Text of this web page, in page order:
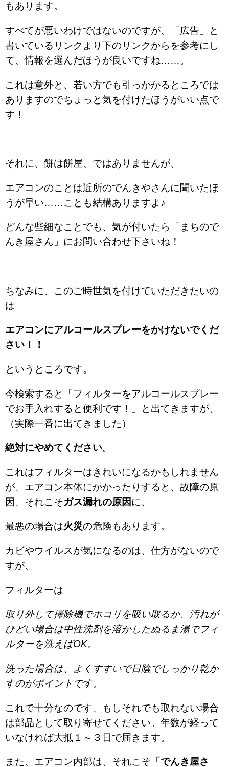
もあります。
すべてが悪いわけではないのですが、「広告」と
書いているリンクより下のリンクからを参考にし
て、情報を選んだほうが良いですね……。
これは意外と、若い方でも引っかかるところでは
ありますのでちょっと気を付けたほうがいい点で
す！
それに、餅は餅屋、ではありませんが、
エアコンのことは近所のでんきやさんに聞いたほ
うが早い……ことも結構ありますよ♪
どんな些細なことでも、気が付いたら「まちので
んき屋さん」にお問い合わせ下さいね！
ちなみに、このご時世気を付けていただきたいの
は
エアコンにアルコールスプレーをかけないでくだ
さい！！
というところです。
今検索すると「フィルターをアルコールスプレー
でお手入れすると便利です！」と出てきますが、
（実際一番に出てきました）
絶対にやめてください。
これはフィルターはきれいになるかもしれません
が、エアコン本体にかかったりすると、故障の原
因、それこそガス漏れの原因に、
最悪の場合は火災の危険もあります。
カビやウイルスが気になるのは、仕方がないので
すが、
フィルターは
取り外して掃除機でホコリを吸い取るか、汚れが
ひどい場合は中性洗剤を溶かしたぬるま湯でフィ
ルターを洗えばOK。
洗った場合は、よくすすいで日陰でしっかり乾か
すのがポイントです。
これで十分なのです、もしそれでも取れない場合
は部品として取り寄せてください。年数が経って
いなければ大抵１～３日で届きます。
また、エアコン内部は、それこそ 「でんき屋さ